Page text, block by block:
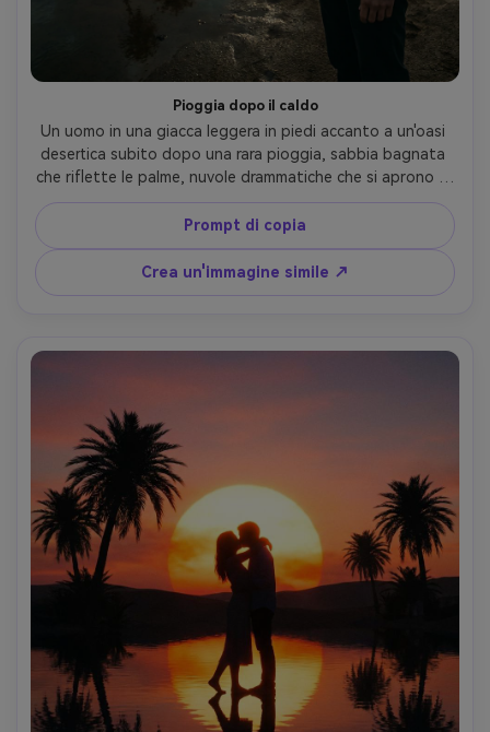
Pioggia dopo il caldo
Un uomo in una giacca leggera in piedi accanto a un'oasi
desertica subito dopo una rara pioggia, sabbia bagnata
che riflette le palme, nuvole drammatiche che si aprono ai
raggi del sole, atmosfera cinematografica, girato su Sony
A7IV, 24-70mm a 35mm, gamma dinamica elevata,
fotorealistico, umoroso grado marrone azzurro-AR 4:5
Prompt di copia
Crea un'immagine simile ↗